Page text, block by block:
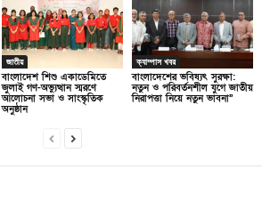
জাতীয়
বাংলাদেশ শিশু একাডেমিতে
জুলাই গণ-অভ্যুত্থান স্মরণে
আলোচনা সভা ও সাংস্কৃতিক
অনুষ্ঠান
ক্যাম্পাস খবর
বাংলাদেশের ভবিষ্যৎ সুরক্ষা:
নতুন ও পরিবর্তনশীল যুগে জাতীয়
নিরাপত্তা নিয়ে নতুন ভাবনা”